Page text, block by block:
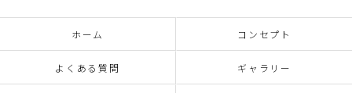
ホーム コンセプト
よくある質問 ギャラリー